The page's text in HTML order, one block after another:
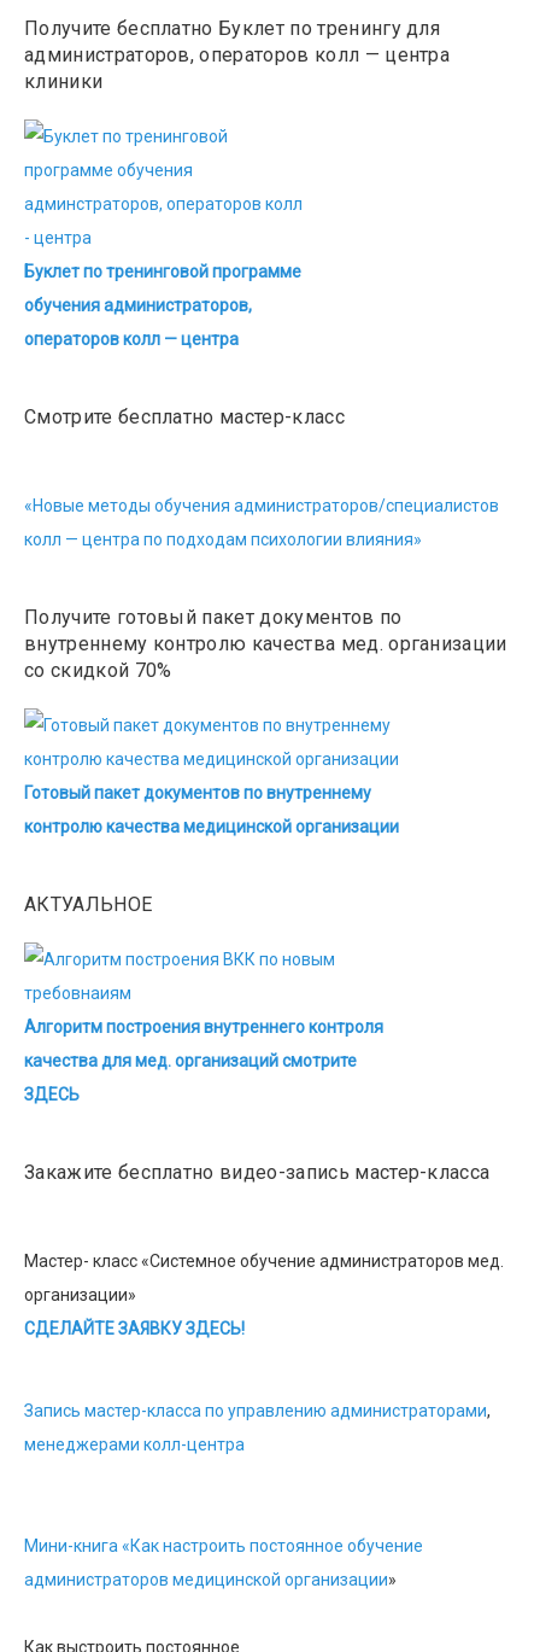
Получите бесплатно Буклет по тренингу для
администраторов, операторов колл — центра
клиники
Буклет по тренинговой программе
обучения администраторов,
операторов колл — центра
Смотрите бесплатно мастер-класс
«Новые методы обучения администраторов/специалистов
колл — центра по подходам психологии влияния»
Получите готовый пакет документов по
внутреннему контролю качества мед. организации
со скидкой 70%
Готовый пакет документов по внутреннему
контролю качества медицинской организации
АКТУАЛЬНОЕ
Алгоритм построения внутреннего контроля
качества для мед. организаций смотрите
ЗДЕСЬ
Закажите бесплатно видео-запись мастер-класса
Мастер- класс «Системное обучение администраторов мед.
организации»
СДЕЛАЙТЕ ЗАЯВКУ ЗДЕСЬ!
Запись мастер-класса по управлению администраторами,
менеджерами колл-центра
Мини-книга «Как настроить постоянное обучение
администраторов медицинской организации»
Как выстроить постоянное